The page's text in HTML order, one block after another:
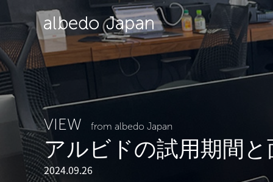
VIEW from albedo Japan
アルビドの試用期間と
2024.09.26